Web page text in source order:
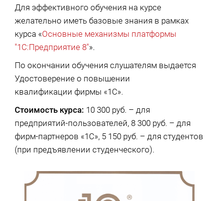
Для эффективного обучения на курсе
желательно иметь базовые знания в рамках
курса «Основные механизмы платформы
"1С:Предприятие 8"».
По окончании обучения слушателям выдается
Удостоверение о повышении
квалификации фирмы «1С».
Стоимость курса: 10 300 руб. – для
предприятий-пользователей, 8 300 руб. – для
фирм-партнеров «1С», 5 150 руб. – для студентов
(при предъявлении студенческого).